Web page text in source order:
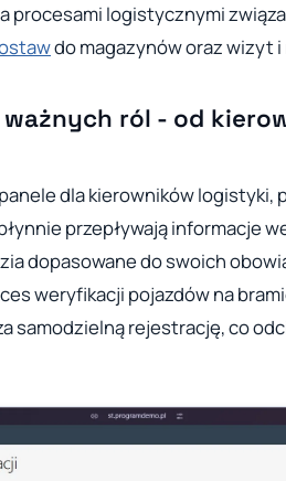
procesami logistycznymi
do magazynów oraz wizyt
ról - od
dla kierowników logistyki,
przepływają informacje
dopasowane do swoich
weryfikacji pojazdów na
samodzielną rejestrację, co